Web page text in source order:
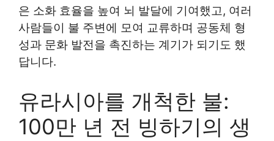
은 소화 효율을 높여 뇌 발달에 기여했고, 여러
사람들이 불 주변에 모여 교류하며 공동체 형
성과 문화 발전을 촉진하는 계기가 되기도 했
답니다.
유라시아를 개척한 불:
100만 년 전 빙하기의 생